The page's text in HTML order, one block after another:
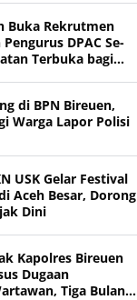
Buka Rekrutmen
DPAC Se-
Terbuka bagi
di BPN Bireuen,
Warga Lapor Polisi
USK Gelar Festival
Aceh Besar, Dorong
Dini
Kapolres Bireuen
Dugaan
Tiga Bulan